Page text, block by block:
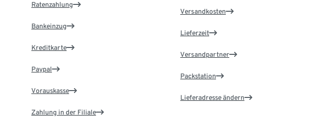
Ratenzahlung
Bankeinzug
Kreditkarte
Paypal
Vorauskasse
Zahlung in der Filiale
Versandkosten
Lieferzeit
Versandpartner
Packstation
Lieferadresse ändern